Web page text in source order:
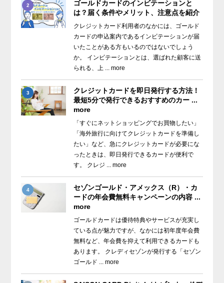
2
ゴールドカードのインビテーションと
は？届く条件やメリット、注意点を紹介
クレジットカード利用者のなかには、ゴールド
カードの申込案内であるインビテーションが届
いたことがある方もいるのではないでしょう
か。 インビテーションとは、選ばれた顧客に送
られる、上 ... more
3
クレジットカードを即日発行する方法！
最短5分で発行できるおすすめのカー ...
more
「すぐにネットショッピングでお買物したい」
「海外旅行に向けてクレジットカードを準備し
たい」など、急にクレジットカードが必要にな
ったときは、即日発行できるカードが便利で
す。 クレジ ... more
4
セゾンゴールド・アメックス（R）・カ
ードの年会費無料キャンペーンの内容 ...
more
ゴールドカードは優待特典やサービスが充実し
ている点が魅力ですが、なかには初年度年会費
無料など、年会費を抑えて利用できるカードも
あります。 クレディセゾンが発行する「セゾン
ゴールド ... more